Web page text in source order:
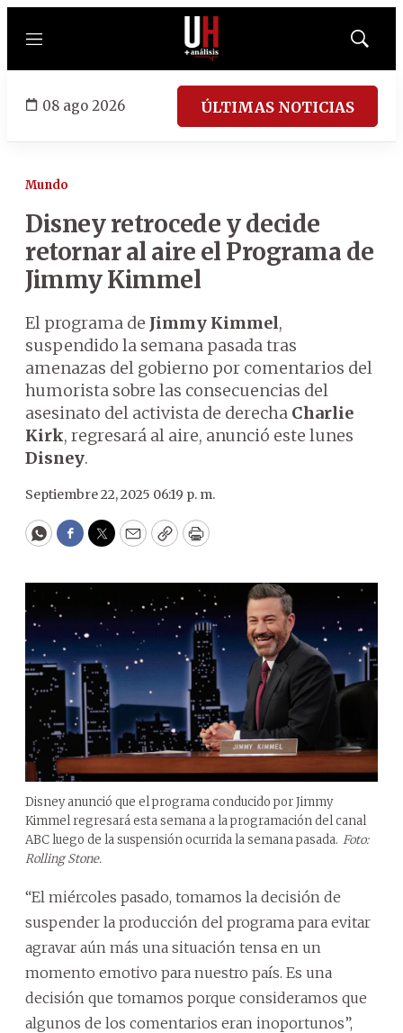
Menú
Mostrar
08 ago 2026 ÚLTIMAS NOTICIAS
Mundo
Disney retrocede y decide
retornar al aire el Programa de
Jimmy Kimmel
El programa de Jimmy Kimmel,
suspendido la semana pasada tras
amenazas del gobierno por comentarios del
humorista sobre las consecuencias del
asesinato del activista de derecha Charlie
Kirk, regresará al aire, anunció este lunes
Disney.
Septiembre 22, 2025 06:19 p. m.
WhatsApp
Facebook
Twitter
EmailCopyPrint
Disney anunció que el programa conducido por Jimmy
Kimmel regresará esta semana a la programación del canal
ABC luego de la suspensión ocurrida la semana pasada. Foto:
Rolling Stone.
“El miércoles pasado, tomamos la decisión de
suspender la producción del programa para evitar
agravar aún más una situación tensa en un
momento emotivo para nuestro país. Es una
decisión que tomamos porque consideramos que
algunos de los comentarios eran inoportunos”,